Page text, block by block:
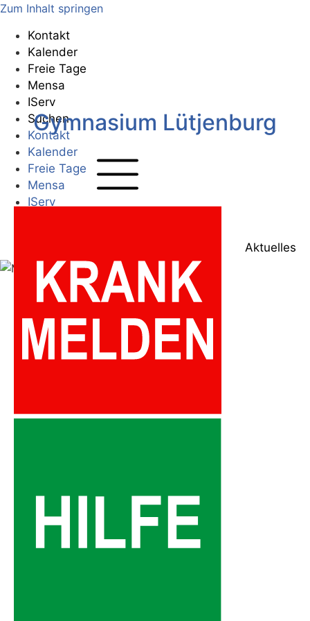
Zum Inhalt springen
Kontakt
Kalender
Freie Tage
Mensa
IServ
Suchen
Kontakt
Kalender
Freie Tage
Mensa
IServ
Aktuelles
Gymnasium Lütjenburg